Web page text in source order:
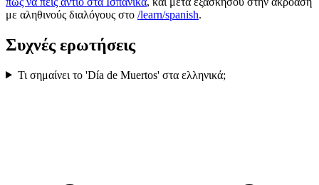
με αληθινούς διαλόγους στο /learn/spanish.
Συχνές ερωτήσεις
Τι σημαίνει το 'Día de Muertos' στα ελληνικά;